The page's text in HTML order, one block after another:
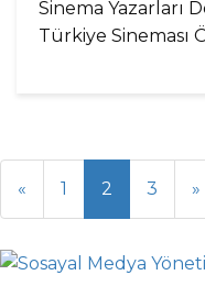
Sinema Yazarları
Türkiye Sineması
« 1 2 3 »